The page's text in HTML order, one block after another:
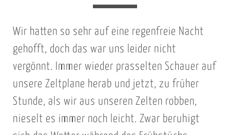
Wir hatten so sehr auf eine regenfreie Nacht
gehofft, doch das war uns leider nicht
vergönnt. Immer wieder prasselten Schauer auf
unsere Zeltplane herab und jetzt, zu früher
Stunde, als wir aus unseren Zelten robben,
nieselt es immer noch leicht. Zwar beruhigt